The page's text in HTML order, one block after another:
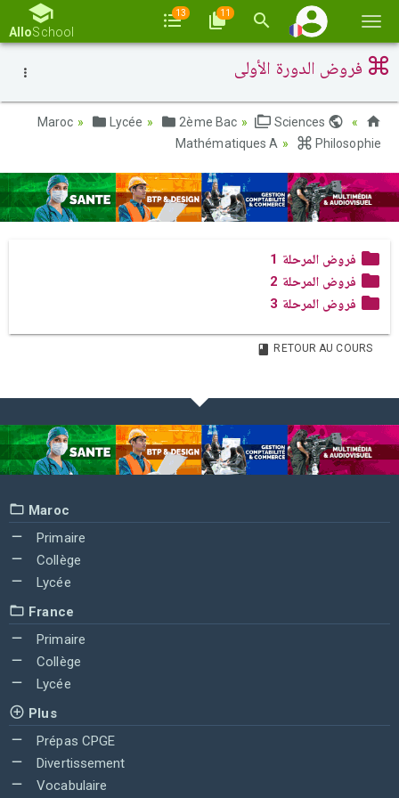
la
AlloSchool
13 11
فروض الدورة الأولى
Lycée 2ème Bac
Sciences
Mathématiques A
Philosophie
فروض المرحلة 1
فروض المرحلة 2
فروض المرحلة 3
RETOUR AU COURS
Maroc
Primaire
Collège
Lycée
France
Primaire
Collège
Lycée
Plus
Prépas CPGE
Divertissement
Vocabulaire